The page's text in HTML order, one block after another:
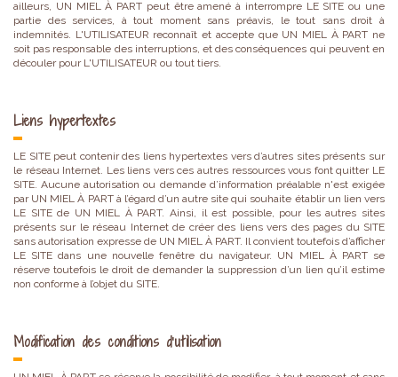
ailleurs, UN MIEL À PART peut être amené à interrompre LE SITE ou une
partie des services, à tout moment sans préavis, le tout sans droit à
indemnités. L'UTILISATEUR reconnaît et accepte que UN MIEL À PART ne
soit pas responsable des interruptions, et des conséquences qui peuvent en
découler pour L'UTILISATEUR ou tout tiers.
Liens hypertextes
LE SITE peut contenir des liens hypertextes vers d’autres sites présents sur
le réseau Internet. Les liens vers ces autres ressources vous font quitter LE
SITE. Aucune autorisation ou demande d’information préalable n'est exigée
par UN MIEL À PART à l’égard d’un autre site qui souhaite établir un lien vers
LE SITE de UN MIEL À PART. Ainsi, il est possible, pour les autres sites
présents sur le réseau Internet de créer des liens vers des pages du SITE
sans autorisation expresse de UN MIEL À PART. Il convient toutefois d’afficher
LE SITE dans une nouvelle fenêtre du navigateur. UN MIEL À PART se
réserve toutefois le droit de demander la suppression d’un lien qu’il estime
non conforme à l’objet du SITE.
Modification des conditions d’utilisation